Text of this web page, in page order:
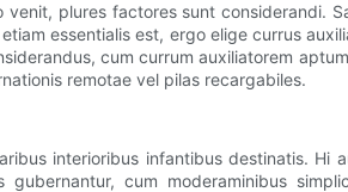
plures factores sunt considerandi.
essentialis est, ergo elige currus
cum currum auxiliatorem
remotae vel pilas recargabiles.
interioribus infantibus destinatis.
cum moderaminibus